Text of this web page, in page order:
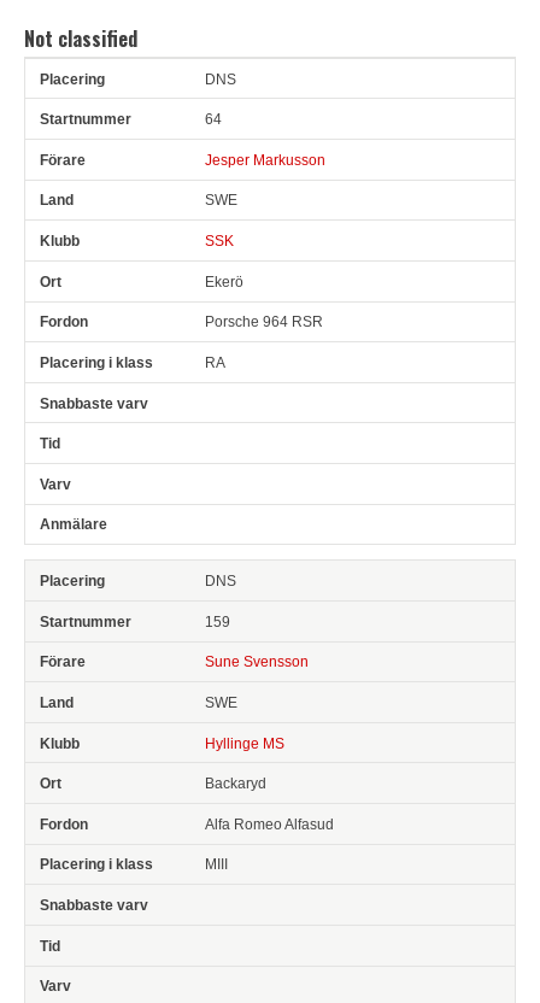
Not classified
Pl Snr Land
DNS
64
Jesper Markusson
SWE
SSK
Ekerö
Porsche 964 RSR
RA
DNS
159
Sune Svensson
SWE
Hyllinge MS
Backaryd
Alfa Romeo Alfasud
MIII